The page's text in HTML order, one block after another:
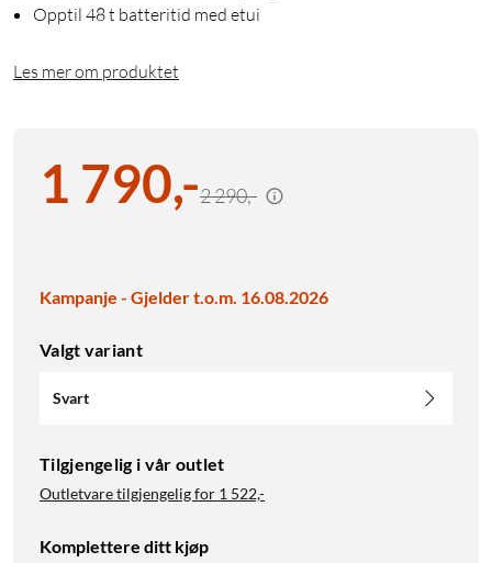
Opptil 48 t batteritid med etui
Les mer om produktet
1 790,-2 290,-
Kampanje - Gjelder t.o.m. 16.08.2026
Valgt variant
Svart
Tilgjengelig i vår outlet
Outletvare tilgjengelig for 1 522,-
Komplettere ditt kjøp